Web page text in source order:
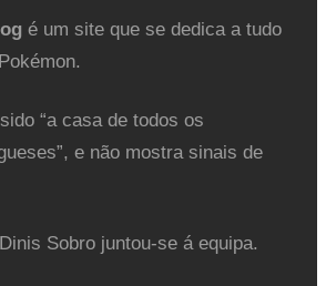
é um site que se dedica a tudo
“a casa de todos os
e não mostra sinais de
Sobro juntou-se á equipa.